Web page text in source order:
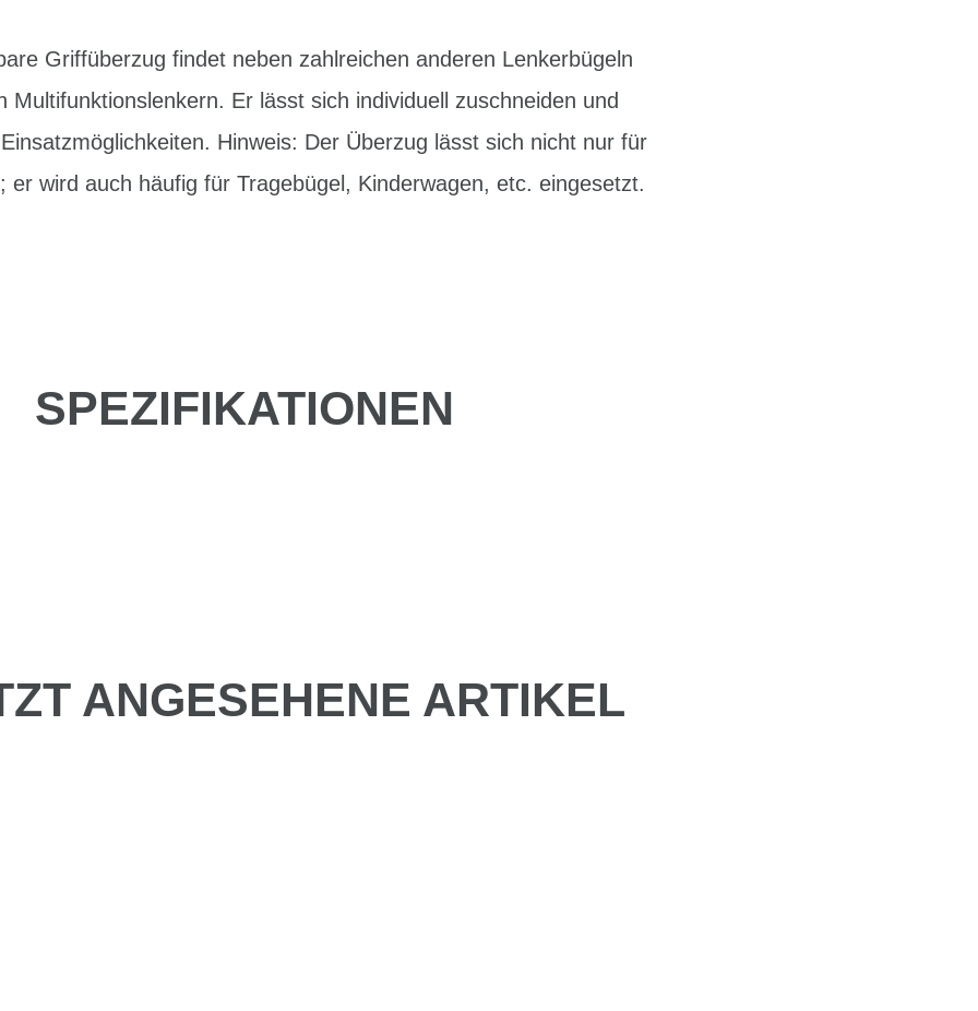
Griffüberzug findet neben zahlreichen anderen Lenkerbügeln
Multifunktionslenkern. Er lässt sich individuell zuschneiden und
Hinweis: Der Überzug lässt sich nicht nur für
er wird auch häufig für Tragebügel, Kinderwagen, etc. eingesetzt.
SPEZIFIKATIONEN
ANGESEHENE ARTIKEL